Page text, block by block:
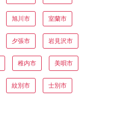
旭川市 室蘭市
夕張市 岩見沢市
稚内市 美唄市
紋別市 士別市